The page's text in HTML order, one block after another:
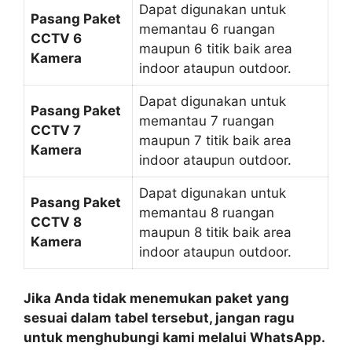
Pasang Paket
CCTV 6
Kamera
Dapat digunakan untuk
memantau 6 ruangan
maupun 6 titik baik area
indoor ataupun outdoor.
Pasang Paket
CCTV 7
Kamera
Dapat digunakan untuk
memantau 7 ruangan
maupun 7 titik baik area
indoor ataupun outdoor.
Pasang Paket
CCTV 8
Kamera
Dapat digunakan untuk
memantau 8 ruangan
maupun 8 titik baik area
indoor ataupun outdoor.
Jika Anda tidak menemukan paket yang
sesuai dalam tabel tersebut, jangan ragu
untuk menghubungi kami melalui WhatsApp.